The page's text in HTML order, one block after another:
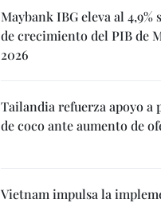
Maybank IBG eleva al 4,9%
de crecimiento del PIB de
2026
Tailandia refuerza apoyo a
de coco ante aumento de
Vietnam impulsa la